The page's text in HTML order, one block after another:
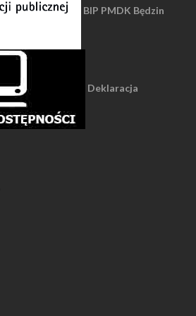
BIP PMDK Będzin
Deklaracja